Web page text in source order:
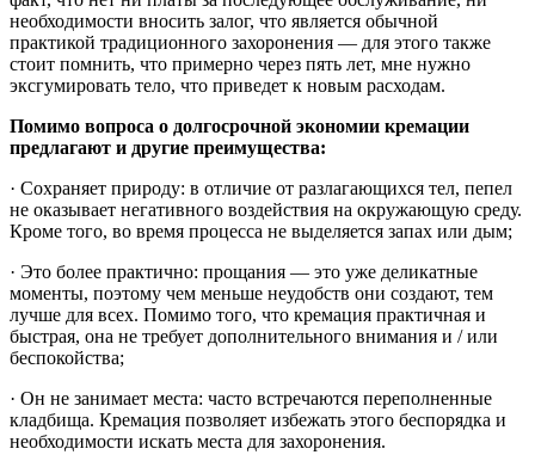
необходимости вносить залог, что является обычной
практикой традиционного захоронения — для этого также
стоит помнить, что примерно через пять лет, мне нужно
эксгумировать тело, что приведет к новым расходам.
Помимо вопроса о долгосрочной экономии кремации
предлагают и другие преимущества:
· Сохраняет природу: в отличие от разлагающихся тел, пепел
не оказывает негативного воздействия на окружающую среду.
Кроме того, во время процесса не выделяется запах или дым;
· Это более практично: прощания — это уже деликатные
моменты, поэтому чем меньше неудобств они создают, тем
лучше для всех. Помимо того, что кремация практичная и
быстрая, она не требует дополнительного внимания и / или
беспокойства;
· Он не занимает места: часто встречаются переполненные
кладбища. Кремация позволяет избежать этого беспорядка и
необходимости искать места для захоронения.